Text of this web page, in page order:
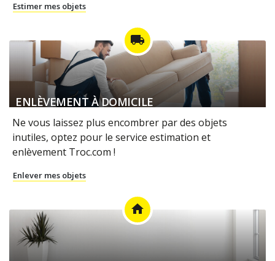
Estimer mes objets
local_shipping
ENLÈVEMENT À DOMICILE
Ne vous laissez plus encombrer par des objets
inutiles, optez pour le service estimation et
enlèvement Troc.com !
Enlever mes objets
home